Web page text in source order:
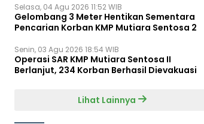
Selasa, 04 Agu 2026 11:52 WIB
Gelombang 3 Meter Hentikan Sementara
Pencarian Korban KMP Mutiara Sentosa 2
Senin, 03 Agu 2026 18:54 WIB
Operasi SAR KMP Mutiara Sentosa II
Berlanjut, 234 Korban Berhasil Dievakuasi
Lihat Lainnya